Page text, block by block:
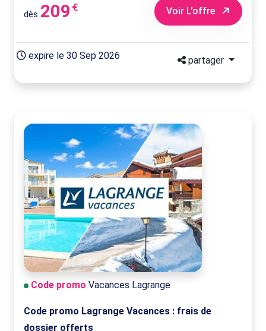
dès 209 € Voir L'offre
expire le 30 Sep 2026 partager
Code promo Vacances Lagrange
Code promo Lagrange Vacances : frais de
dossier offerts